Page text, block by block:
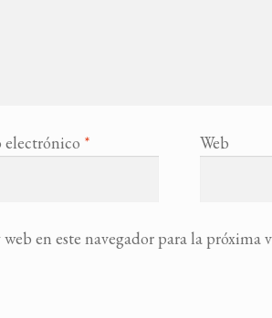
electrónico * Web
en este navegador para la próxima